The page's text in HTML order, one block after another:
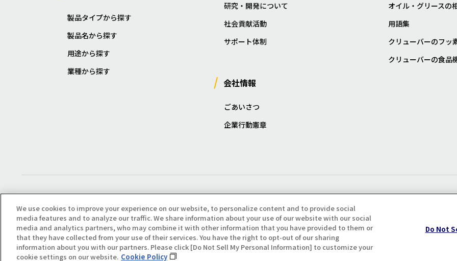
製品タイプから探す
製品名から探す
用途から探す
業種から探す
研究・開発について
社会貢献活動
サポート体制
会社情報
ごあいさつ
企業行動憲章
オイル・グリースの
用語集
クリューバーのフッ
クリューバーの食品
プライバシー・クッキーポリシ
Copyright(C) All Right Reserved. Producted by NOK KLÜBER CO., LTD.
We use cookies to improve your experience on our website, to personalize content and to provide social
media features and to analyze our traffic. We share information about your use of our website with our social
media and analytics partners, who may combine it with other information that you have provided to them or
that they have collected from your use of their services. You have the right to opt-out of our sharing
information about you with our partners. Please click [Do Not Sell My Personal Information] to customize your
cookie settings on our website. Cookie Policy
Do Not